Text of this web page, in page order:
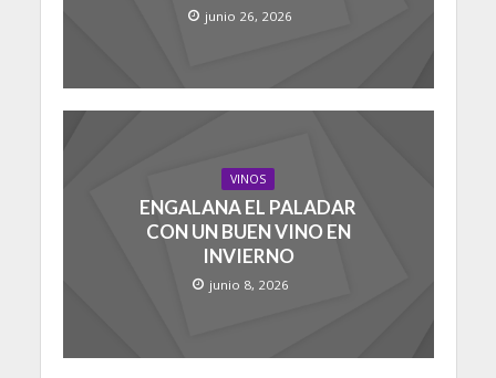
junio 26, 2026
VINOS
ENGALANA EL PALADAR
CON UN BUEN VINO EN
INVIERNO
junio 8, 2026